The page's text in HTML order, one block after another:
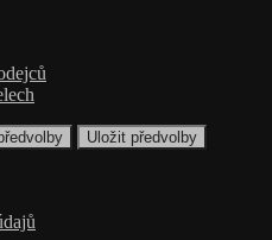
Uložit předvolby